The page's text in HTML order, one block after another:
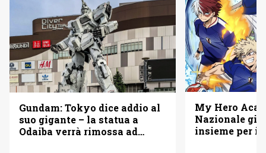
Gundam: Tokyo dice addio al
suo gigante – la statua a
Odaiba verrà rimossa ad
My Hero
Nazionale
insieme per i